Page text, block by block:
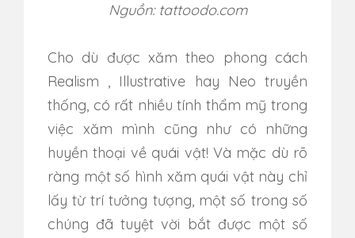
Nguồn: tattoodo.com
Cho dù được xăm theo phong cách
Realism , Illustrative hay Neo truyền
thống, có rất nhiều tính thẩm mỹ trong
việc xăm mình cũng như có những
huyền thoại về quái vật! Và mặc dù rõ
ràng một số hình xăm quái vật này chỉ
lấy từ trí tưởng tượng, một số trong số
chúng đã tuyệt vời bắt được một số